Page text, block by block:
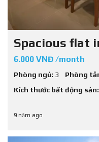
Spacious flat
6.000 VNĐ /month
Phòng ngủ: 3 Phòng
Kích thước bất động sản:
9 năm ago